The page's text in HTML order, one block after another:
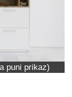
puni prikaz)